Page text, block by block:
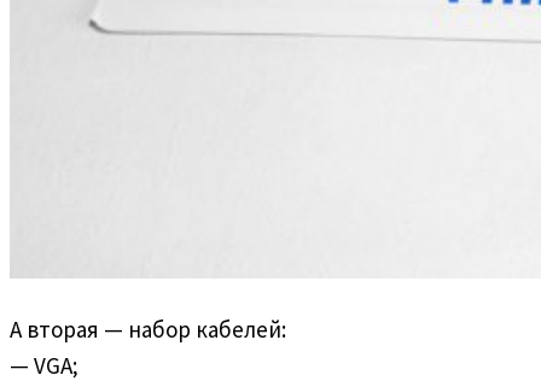
А вторая — набор кабелей:
— VGA;